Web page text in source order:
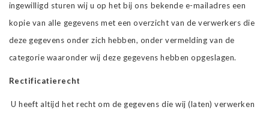
ingewilligd sturen wij u op het bij ons bekende e-mailadres een
kopie van alle gegevens met een overzicht van de verwerkers die
deze gegevens onder zich hebben, onder vermelding van de
categorie waaronder wij deze gegevens hebben opgeslagen.
Rectificatierecht
U heeft altijd het recht om de gegevens die wij (laten) verwerken